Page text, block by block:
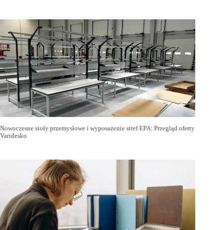
Nowoczesne stoły przemysłowe i wyposażenie stref EPA: Przegląd oferty
Varidesko